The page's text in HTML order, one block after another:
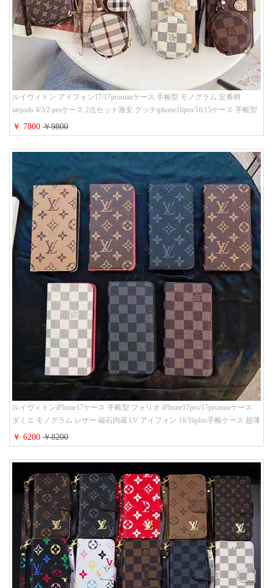
ルイヴィトン アイフォン17/17promaxケース 手帳型 モノグラム 定番柄
airpods 4/3/2 proケース 2点セット激安 グッチiphone16pro/16/15ケース 手帳型
財布カード入り 多機能 ハイ ブランド Galaxy S25/S24/S23手帳カバー おすす
め
￥ 7800￥9800
ルイヴィトンiPhone17ケース 手帳型 フォリオ iPhone17pro/17promaxケース
ダミエ モノグラム レザー 磁石内蔵 LV アイフォン 16/16plus手帳ケース 超薄
ビジネス風 メンズ レディース おしゃれ ブランドiphone15/14/13手帳型スマ
ホケース お 揃い
￥ 6200￥8200